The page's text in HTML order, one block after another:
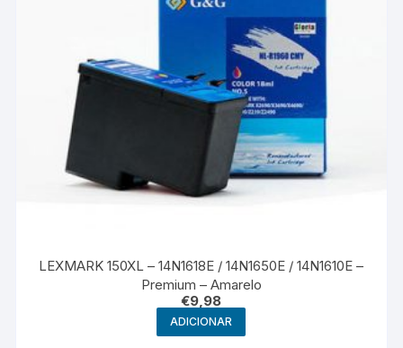
LEXMARK 150XL – 14N1618E / 14N1650E / 14N1610E –
Premium – Amarelo
€9,98
ADICIONAR